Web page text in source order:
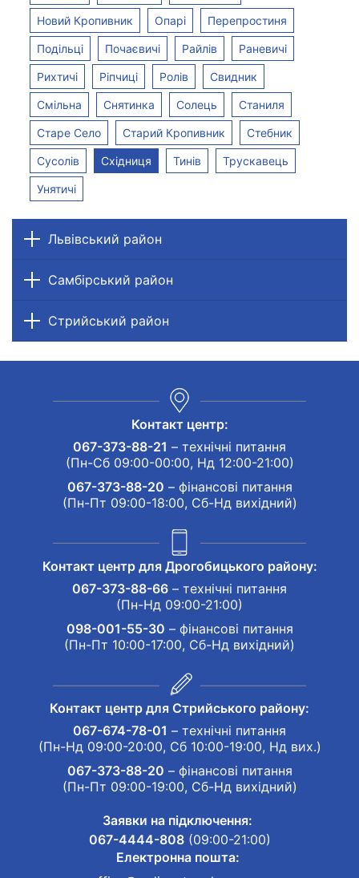
Новий Кропивник Опарі Перепростиня
Подільці Почаєвичі Райлів Раневичі
Рихтичі Ріпчиці Ролів Свидник
Смільна Снятинка Солець Станиля
Старе Село Старий Кропивник Стебник
Сусолів Східниця Тинів Трускавець
Унятичі
Львівський район
Самбірський район
Стрийський район
Контакт центр:
067-373-88-21 – технічні питання
(Пн-Сб 09:00-00:00, Нд 12:00-21:00)
067-373-88-20 – фінансові питання
(Пн-Пт 09:00-18:00, Сб-Нд вихідний)
Контакт центр для Дрогобицького району:
067-373-88-66 – технічні питання
(Пн-Нд 09:00-21:00)
098-001-55-30 – фінансові питання
(Пн-Пт 10:00-17:00, Сб-Нд вихідний)
Контакт центр для Стрийського району:
067-674-78-01 – технічні питання
(Пн-Нд 09:00-20:00, Сб 10:00-19:00, Нд вих.)
067-373-88-20 – фінансові питання
(Пн-Пт 09:00-19:00, Сб-Нд вихідний)
Заявки на підключення:
067-4444-808 (09:00-21:00)
Електронна пошта: